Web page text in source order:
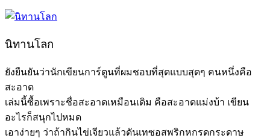
นิทานโลก
ยังยืนยันว่านักเขียนการ์ตูนที่ผมชอบที่สุดแบบสุดๆ คนหนึ่งคือ
สะอาด
เล่มนี้ซื้อเพราะชื่อสะอาดเหมือนเดิม คือสะอาดแม่งบ้า เขียน
อะไรก็สนุกไปหมด
เอาง่ายๆ ว่าถ้ากินไข่เจียวแล้วดันเทซอสพริกหกรดกระดาษ